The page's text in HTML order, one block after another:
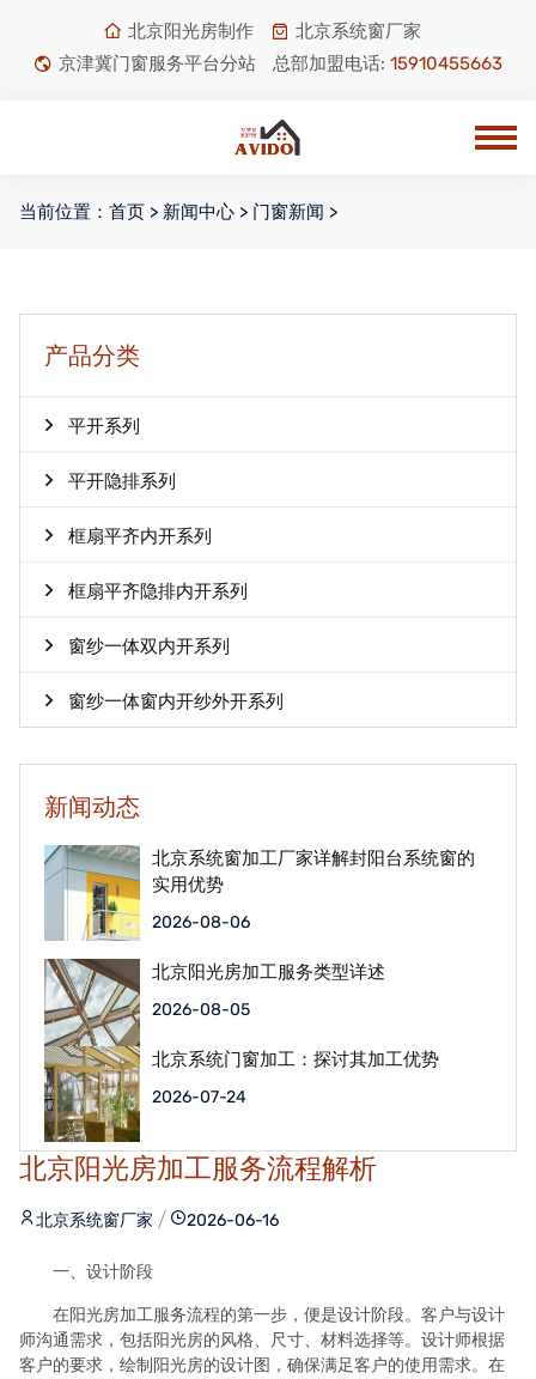
北京阳光房制作
北京系统窗厂家
京津冀门窗服务平台分站
总部加盟电话: 15910455663
当前位置： 首页 > 新闻中心 > 门窗新闻 >
产品分类
平开系列
平开隐排系列
框扇平齐内开系列
框扇平齐隐排内开系列
窗纱一体双内开系列
窗纱一体窗内开纱外开系列
新闻动态
北京系统窗加工厂家详解封阳台系统窗的
实用优势
2026-08-06
北京阳光房加工服务类型详述
2026-08-05
北京系统门窗加工：探讨其加工优势
2026-07-24
北京阳光房加工服务流程解析
北京系统窗厂家 2026-06-16
一、设计阶段
在阳光房加工服务流程的第一步，便是设计阶段。客户与设计
师沟通需求，包括阳光房的风格、尺寸、材料选择等。设计师根据
客户的要求，绘制阳光房的设计图，确保满足客户的使用需求。在